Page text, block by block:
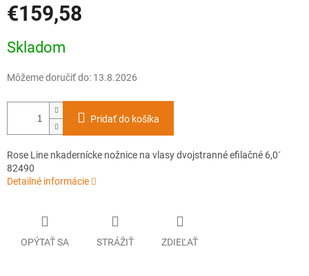
€159,58
cena:
Skladom
Môžeme doručiť do: 13.8.2026
Pridať do košíka
Rose Line nkadernícke nožnice na vlasy dvojstranné efilačné 6,0´
82490
Detailné informácie
OPÝTAŤ SA STRÁŽIŤ ZDIEĽAŤ